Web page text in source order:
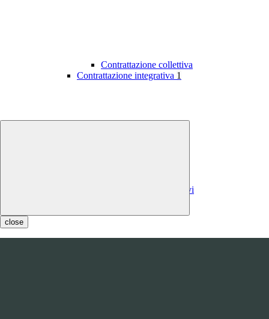
close
Contrattazione collettiva
Contrattazione integrativa 1
Costi contratti integrativi